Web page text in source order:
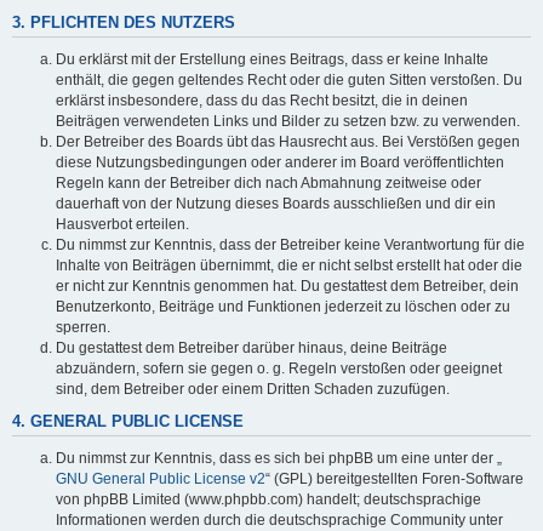
3. PFLICHTEN DES NUTZERS
Du erklärst mit der Erstellung eines Beitrags, dass er keine Inhalte
enthält, die gegen geltendes Recht oder die guten Sitten verstoßen. Du
erklärst insbesondere, dass du das Recht besitzt, die in deinen
Beiträgen verwendeten Links und Bilder zu setzen bzw. zu verwenden.
Der Betreiber des Boards übt das Hausrecht aus. Bei Verstößen gegen
diese Nutzungsbedingungen oder anderer im Board veröffentlichten
Regeln kann der Betreiber dich nach Abmahnung zeitweise oder
dauerhaft von der Nutzung dieses Boards ausschließen und dir ein
Hausverbot erteilen.
Du nimmst zur Kenntnis, dass der Betreiber keine Verantwortung für die
Inhalte von Beiträgen übernimmt, die er nicht selbst erstellt hat oder die
er nicht zur Kenntnis genommen hat. Du gestattest dem Betreiber, dein
Benutzerkonto, Beiträge und Funktionen jederzeit zu löschen oder zu
sperren.
Du gestattest dem Betreiber darüber hinaus, deine Beiträge
abzuändern, sofern sie gegen o. g. Regeln verstoßen oder geeignet
sind, dem Betreiber oder einem Dritten Schaden zuzufügen.
4. GENERAL PUBLIC LICENSE
Du nimmst zur Kenntnis, dass es sich bei phpBB um eine unter der „
GNU General Public License v2“ (GPL) bereitgestellten Foren-Software
von phpBB Limited (www.phpbb.com) handelt; deutschsprachige
Informationen werden durch die deutschsprachige Community unter